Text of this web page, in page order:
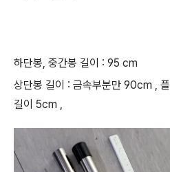
하단봉, 중간봉 길이 : 95 cm
상단봉 길이 : 금속부분만 90cm ,
길이 5cm ,